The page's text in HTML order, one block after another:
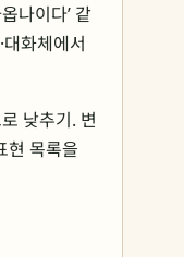
나이다’ 같
화체에서
낮추기. 변
현 목록을